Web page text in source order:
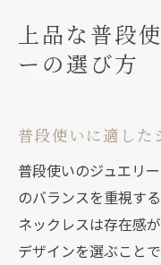
上品な普段
ーの選び方
普段使いに適した
普段使いのジュエリ
のバランスを重視す
ネックレスは存在感
デザインを選ぶこと